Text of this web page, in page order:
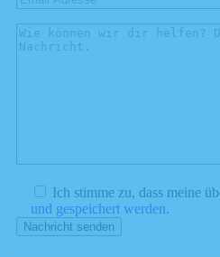
Ich stimme zu, dass meine
und gespeichert werden.